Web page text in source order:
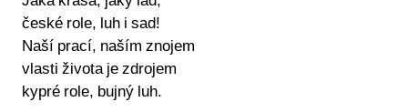
české role, luh i sad!
Naší prací, naším znojem
vlasti života je zdrojem
kypré role, bujný luh.